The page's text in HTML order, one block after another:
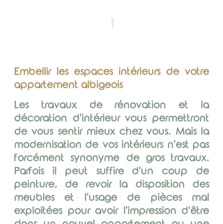
1
Embellir les espaces intérieurs de votre
appartement albigeois
Les travaux de rénovation et la
décoration d'intérieur vous permettront
de vous sentir mieux chez vous. Mais la
modernisation de vos intérieurs n'est pas
forcément synonyme de gros travaux.
Parfois il peut suffire d'un coup de
peinture, de revoir la disposition des
meubles et l'usage de pièces mal
exploitées pour avoir l'impression d'être